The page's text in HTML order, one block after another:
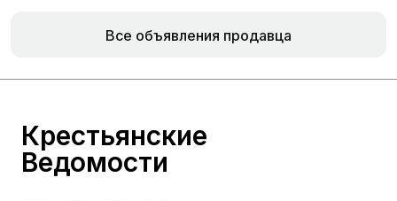
Все объявления продавца
Крестьянские
Ведомости